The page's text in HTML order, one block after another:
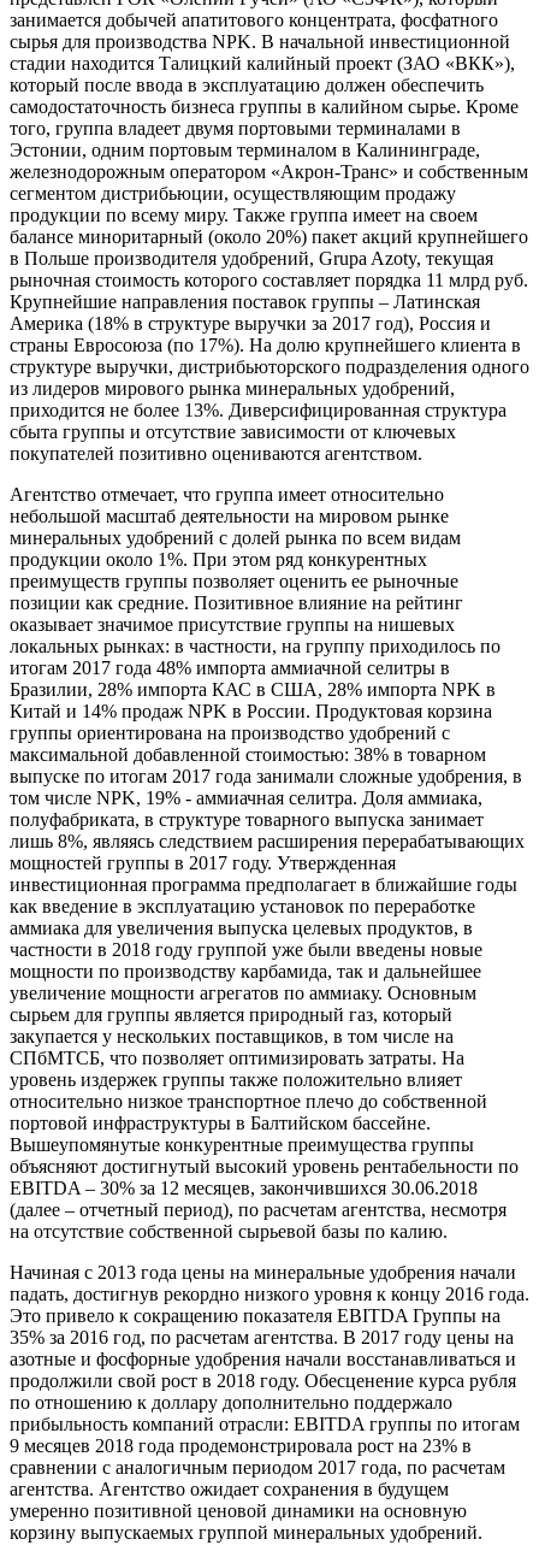
занимается добычей апатитового концентрата, фосфатного
сырья для производства NPK. В начальной инвестиционной
стадии находится Талицкий калийный проект (ЗАО «ВКК»),
который после ввода в эксплуатацию должен обеспечить
самодостаточность бизнеса группы в калийном сырье. Кроме
того, группа владеет двумя портовыми терминалами в
Эстонии, одним портовым терминалом в Калининграде,
железнодорожным оператором «Акрон-Транс» и собственным
сегментом дистрибьюции, осуществляющим продажу
продукции по всему миру. Также группа имеет на своем
балансе миноритарный (около 20%) пакет акций крупнейшего
в Польше производителя удобрений, Grupa Azoty, текущая
рыночная стоимость которого составляет порядка 11 млрд руб.
Крупнейшие направления поставок группы – Латинская
Америка (18% в структуре выручки за 2017 год), Россия и
страны Евросоюза (по 17%). На долю крупнейшего клиента в
структуре выручки, дистрибьюторского подразделения одного
из лидеров мирового рынка минеральных удобрений,
приходится не более 13%. Диверсифицированная структура
сбыта группы и отсутствие зависимости от ключевых
покупателей позитивно оцениваются агентством.
Агентство отмечает, что группа имеет относительно
небольшой масштаб деятельности на мировом рынке
минеральных удобрений с долей рынка по всем видам
продукции около 1%. При этом ряд конкурентных
преимуществ группы позволяет оценить ее рыночные
позиции как средние. Позитивное влияние на рейтинг
оказывает значимое присутствие группы на нишевых
локальных рынках: в частности, на группу приходилось по
итогам 2017 года 48% импорта аммиачной селитры в
Бразилии, 28% импорта КАС в США, 28% импорта NPK в
Китай и 14% продаж NPK в России. Продуктовая корзина
группы ориентирована на производство удобрений с
максимальной добавленной стоимостью: 38% в товарном
выпуске по итогам 2017 года занимали сложные удобрения, в
том числе NPK, 19% - аммиачная селитра. Доля аммиака,
полуфабриката, в структуре товарного выпуска занимает
лишь 8%, являясь следствием расширения перерабатывающих
мощностей группы в 2017 году. Утвержденная
инвестиционная программа предполагает в ближайшие годы
как введение в эксплуатацию установок по переработке
аммиака для увеличения выпуска целевых продуктов, в
частности в 2018 году группой уже были введены новые
мощности по производству карбамида, так и дальнейшее
увеличение мощности агрегатов по аммиаку. Основным
сырьем для группы является природный газ, который
закупается у нескольких поставщиков, в том числе на
СПбМТСБ, что позволяет оптимизировать затраты. На
уровень издержек группы также положительно влияет
относительно низкое транспортное плечо до собственной
портовой инфраструктуры в Балтийском бассейне.
Вышеупомянутые конкурентные преимущества группы
объясняют достигнутый высокий уровень рентабельности по
EBITDA – 30% за 12 месяцев, закончившихся 30.06.2018
(далее – отчетный период), по расчетам агентства, несмотря
на отсутствие собственной сырьевой базы по калию.
Начиная с 2013 года цены на минеральные удобрения начали
падать, достигнув рекордно низкого уровня к концу 2016 года.
Это привело к сокращению показателя EBITDA Группы на
35% за 2016 год, по расчетам агентства. В 2017 году цены на
азотные и фосфорные удобрения начали восстанавливаться и
продолжили свой рост в 2018 году. Обесценение курса рубля
по отношению к доллару дополнительно поддержало
прибыльность компаний отрасли: EBITDA группы по итогам
9 месяцев 2018 года продемонстрировала рост на 23% в
сравнении с аналогичным периодом 2017 года, по расчетам
агентства. Агентство ожидает сохранения в будущем
умеренно позитивной ценовой динамики на основную
корзину выпускаемых группой минеральных удобрений.